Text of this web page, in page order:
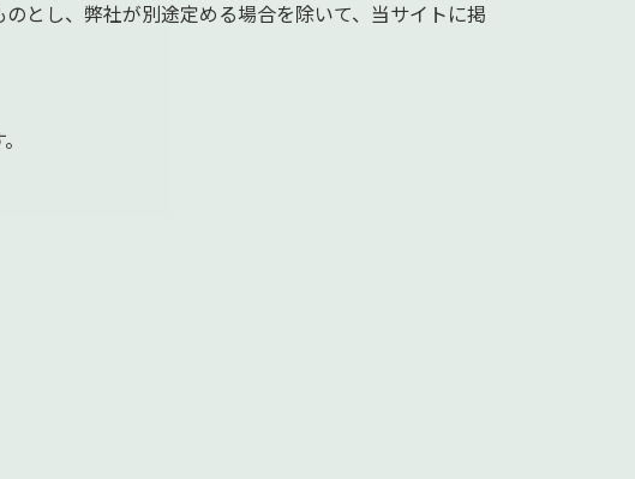
とし、弊社が別途定める場合を除いて、当サイトに掲